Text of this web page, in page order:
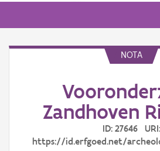
NOTA
Zandhoven
ID: 27646 URI:
https://id.erfgoed.net/